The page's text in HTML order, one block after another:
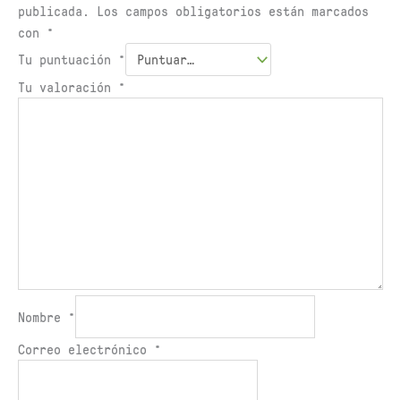
publicada. Los campos obligatorios están marcados
con *
Tu puntuación *
Tu valoración *
Nombre *
Correo electrónico *